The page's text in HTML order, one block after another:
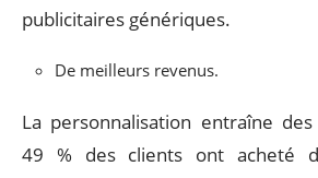
publicitaires génériques.
De meilleurs revenus.
La personnalisation entraîne
49 % des clients ont acheté